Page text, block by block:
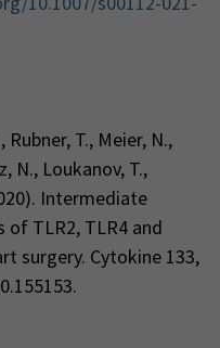
Rubner, T., Meier, N.,
N., Loukanov, T.,
Intermediate
of TLR2, TLR4 and
surgery. Cytokine 133,